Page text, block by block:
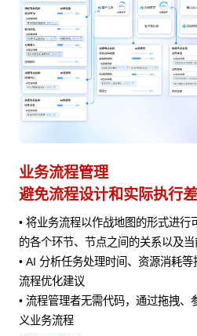
业务流程管理
避免流程设计和实际执行
• 将业务流程以作战地图的形式进行
的各个环节、节点之间的关系以及
• AI 分析任务处理时间、资源消耗
流程优化建议
• 流程管理者无需代码，通过拖拽、
义业务流程